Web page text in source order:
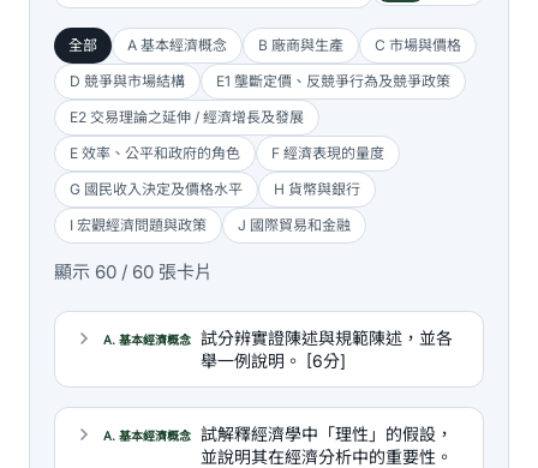
全部 A 基本經濟概念 B 廠商與生產
C 市場與價格
D 競爭與市場結構
E1 壟斷定價、反競爭行為及競爭政策
E2 交易理論之延伸 / 經濟增長及發展
E 效率、公平和政府的角色
F 經濟表現的量度
G 國民收入決定及價格水平
H 貨幣與銀行
I 宏觀經濟問題與政策
J 國際貿易和金融
顯示 60 / 60 張卡片
A. 基本經濟概念
試分辨實證陳述與規範陳述，並各
舉一例說明。 [6分]
A. 基本經濟概念
試解釋經濟學中「理性」的假設，
並說明其在經濟分析中的重要性。